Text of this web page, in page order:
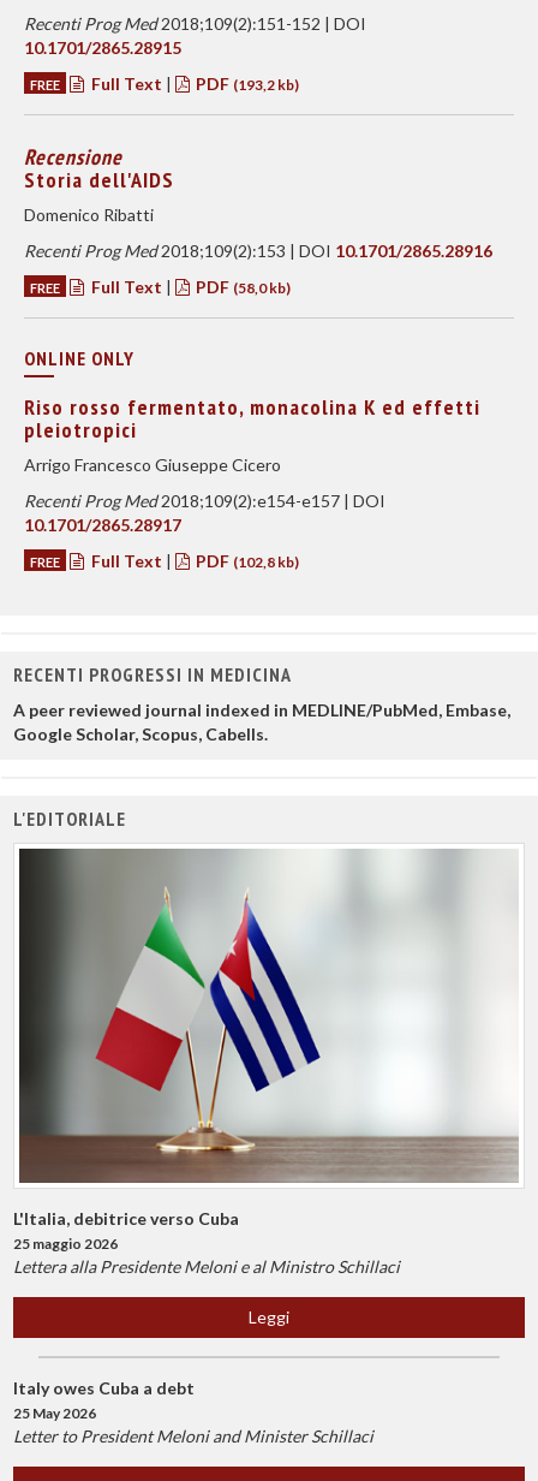
Recenti Prog Med2018;109(2):151-152 | DOI
10.1701/2865.28915
FREE Full Text | PDF (193,2 kb)
Recensione
Storia dell'AIDS
Domenico Ribatti
Recenti Prog Med2018;109(2):153 | DOI 10.1701/2865.28916
FREE Full Text | PDF (58,0 kb)
ONLINE ONLY
Riso rosso fermentato, monacolina K ed effetti
pleiotropici
Arrigo Francesco Giuseppe Cicero
Recenti Prog Med2018;109(2):e154-e157 | DOI
10.1701/2865.28917
FREE Full Text | PDF (102,8 kb)
RECENTI PROGRESSI IN MEDICINA
A peer reviewed journal indexed in MEDLINE/PubMed, Embase,
Google Scholar, Scopus, Cabells.
L'EDITORIALE
L'Italia, debitrice verso Cuba
25 maggio 2026
Lettera alla Presidente Meloni e al Ministro Schillaci
Leggi
Italy owes Cuba a debt
25 May 2026
Letter to President Meloni and Minister Schillaci